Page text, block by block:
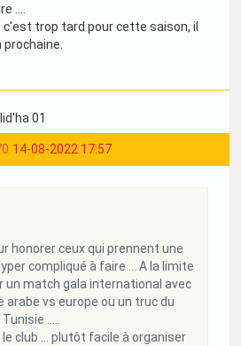
....
trop tard pour cette saison, il
01
14-08-2022 17:57
honorer ceux qui prennent une
compliqué à faire ... A la limite
un match gala international avec
vs europe ou un truc du
.....
club ... plutôt facile à organiser